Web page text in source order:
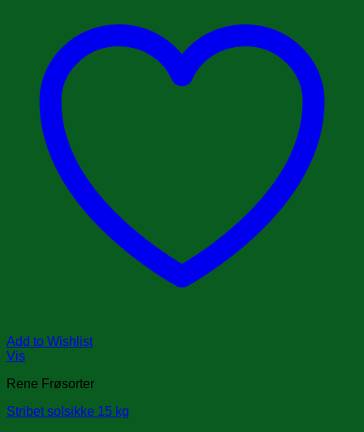
Add to Wishlist
Vis
Rene Frøsorter
Stribet solsikke 15 kg